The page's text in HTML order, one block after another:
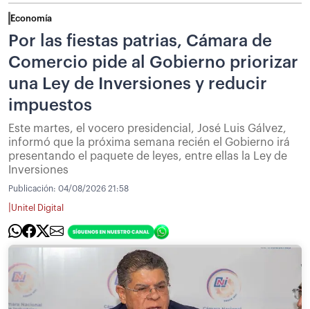
Economía
Por las fiestas patrias, Cámara de
Comercio pide al Gobierno priorizar
una Ley de Inversiones y reducir
impuestos
Este martes, el vocero presidencial, José Luis Gálvez,
informó que la próxima semana recién el Gobierno irá
presentando el paquete de leyes, entre ellas la Ley de
Inversiones
Publicación: 04/08/2026 21:58
Unitel Digital